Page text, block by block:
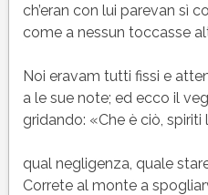
ch’eran con lui parevan sì
come a nessun toccasse
Noi eravam tutti fissi e
a le sue note; ed ecco il
gridando: «Che è ciò, spiriti
qual negligenza, quale
Correte al monte a